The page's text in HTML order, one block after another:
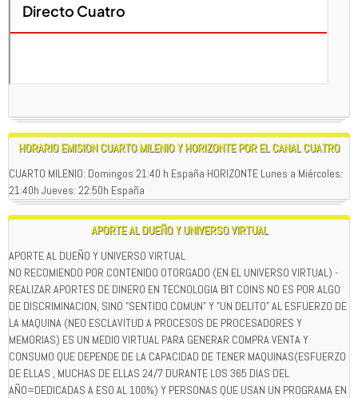
HORARIO EMISION CUARTO MILENIO Y HORIZONTE POR EL CANAL CUATRO
CUARTO MILENIO: Domingos 21:40 h España HORIZONTE Lunes a Miércoles:
21:40h Jueves: 22:50h España
APORTE AL DUEÑO Y UNIVERSO VIRTUAL
APORTE AL DUEÑO Y UNIVERSO VIRTUAL
NO RECOMIENDO POR CONTENIDO OTORGADO (EN EL UNIVERSO VIRTUAL) -
REALIZAR APORTES DE DINERO EN TECNOLOGIA BIT COINS NO ES POR ALGO
DE DISCRIMINACION, SINO "SENTIDO COMUN" Y "UN DELITO" AL ESFUERZO DE
LA MAQUINA (NEO ESCLAVITUD A PROCESOS DE PROCESADORES Y
MEMORIAS) ES UN MEDIO VIRTUAL PARA GENERAR COMPRA VENTA Y
CONSUMO QUE DEPENDE DE LA CAPACIDAD DE TENER MAQUINAS(ESFUERZO
DE ELLAS , MUCHAS DE ELLAS 24/7 DURANTE LOS 365 DIAS DEL
AÑO=DEDICADAS A ESO AL 100%) Y PERSONAS QUE USAN UN PROGRAMA EN